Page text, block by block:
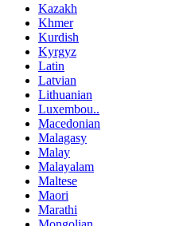
Kazakh
Khmer
Kurdish
Kyrgyz
Latin
Latvian
Lithuanian
Luxembou..
Macedonian
Malagasy
Malay
Malayalam
Maltese
Maori
Marathi